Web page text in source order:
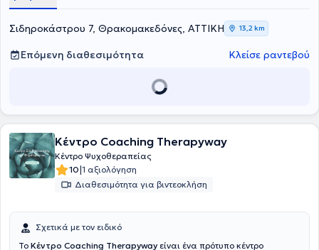
Σιδηροκάστρου 7, Θρακομακεδόνες, ΑΤΤΙΚΗ 13,2 km
Επόμενη διαθεσιμότητα Κλείσε ραντεβού
Κέντρο Coaching Therapyway
Κέντρο Ψυχοθεραπείας
10|1 αξιολόγηση
Διαθεσιμότητα για βιντεοκλήση
Σχετικά με τον ειδικό
Το Κέντρο Coaching Therapyway είναι ένα πρότυπο κέντρο